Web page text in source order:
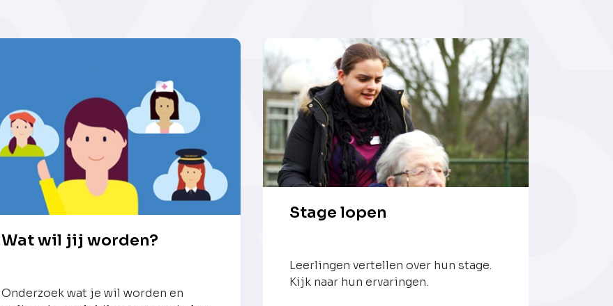
Wat wil jij worden?
Onderzoek wat je wil worden en
Stage lopen
Leerlingen vertellen over hun stage.
Kijk naar hun ervaringen.